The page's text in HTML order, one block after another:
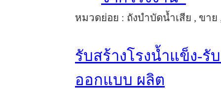
หมวดย่อย : ถังบำบัดน้ำเสีย , ขาย
รับสร้างโรงน้ำแข็ง-รั
ออกแบบ ผลิต